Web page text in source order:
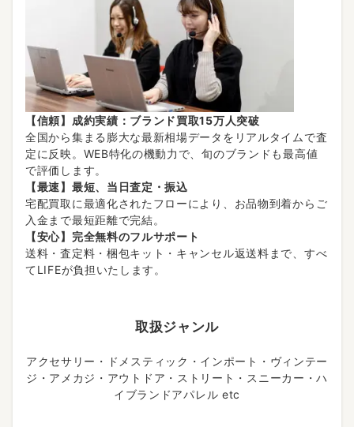
【信頼】成約実績：ブランド買取15万人突破
全国から集まる膨大な最新相場データをリアルタイムで査
定に反映。WEB特化の機動力で、旬のブランドも最高値
で評価します。
【最速】最短、当日査定・振込
宅配買取に最適化されたフローにより、お品物到着からご
入金まで最短距離で完結。
【安心】完全無料のフルサポート
送料・査定料・梱包キット・キャンセル返送料まで、すべ
てLIFEが負担いたします。
取扱ジャンル
アクセサリー・ドメスティック・インポート・ヴィンテー
ジ・アメカジ・アウトドア・ストリート・スニーカー・ハ
イブランドアパレル etc